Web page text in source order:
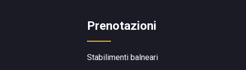
Prenotazioni
Stabilimenti balneari